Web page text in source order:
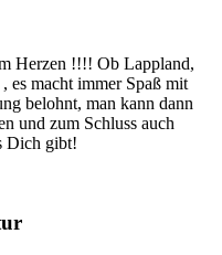
Herzen !!!! Ob Lappland,
es macht immer Spaß mit
belohnt, man kann dann
und zum Schluss auch
Dich gibt!